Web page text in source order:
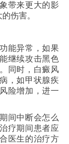
带来更大的影
伤害。
能异常，如果
继续攻击黑色
同时，白癜风
，如甲状腺疾
险增加，进一
间中断会怎么
疗期间患者应
医生的治疗方